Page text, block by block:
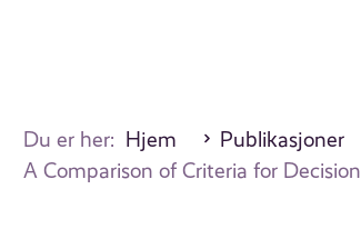
Du er her: Hjem Publikasjoner
A Comparison of Criteria for